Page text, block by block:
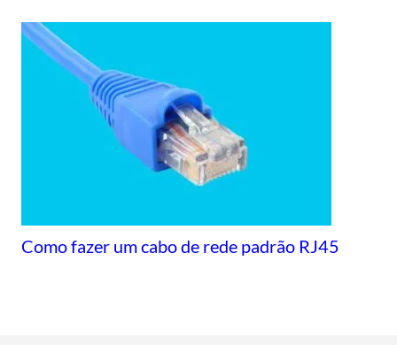
Como fazer um cabo de rede padrão RJ45